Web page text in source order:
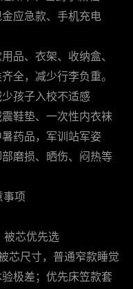
应急款、手机充电
品、衣架、收纳盒、
全，减少行李负重。
少孩子入校不适感
鞋垫、一次性内衣袜
药品，军训站军姿
磨损、晒伤、闷热等
事项
芯优先选
芯尺寸 ，普通窄款睡觉
极差；优先床笠款套